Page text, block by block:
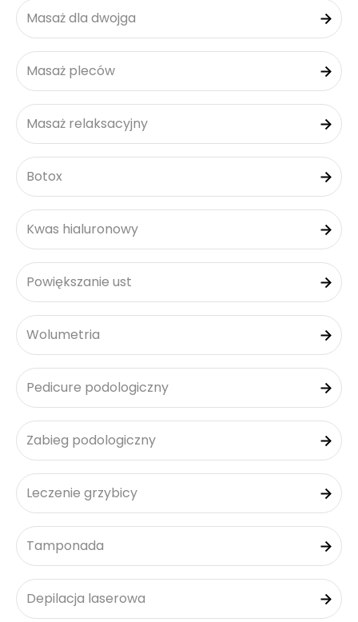
Masaż dla dwojga
Masaż pleców
Masaż relaksacyjny
Botox
Kwas hialuronowy
Powiększanie ust
Wolumetria
Pedicure podologiczny
Zabieg podologiczny
Leczenie grzybicy
Tamponada
Depilacja laserowa